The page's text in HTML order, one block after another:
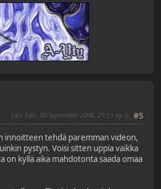
#5
Last Edit: 30 September 2006, 21:11 by Q
innoitteen tehdä paremman videon,
pystyn. Voisi sitten uppia vaikka
on kyllä aika mahdotonta saada omaa